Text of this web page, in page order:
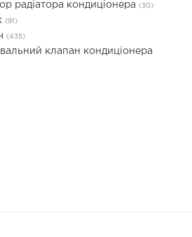
радіатора кондиціонера (30)
(91)
(435)
клапан кондиціонера